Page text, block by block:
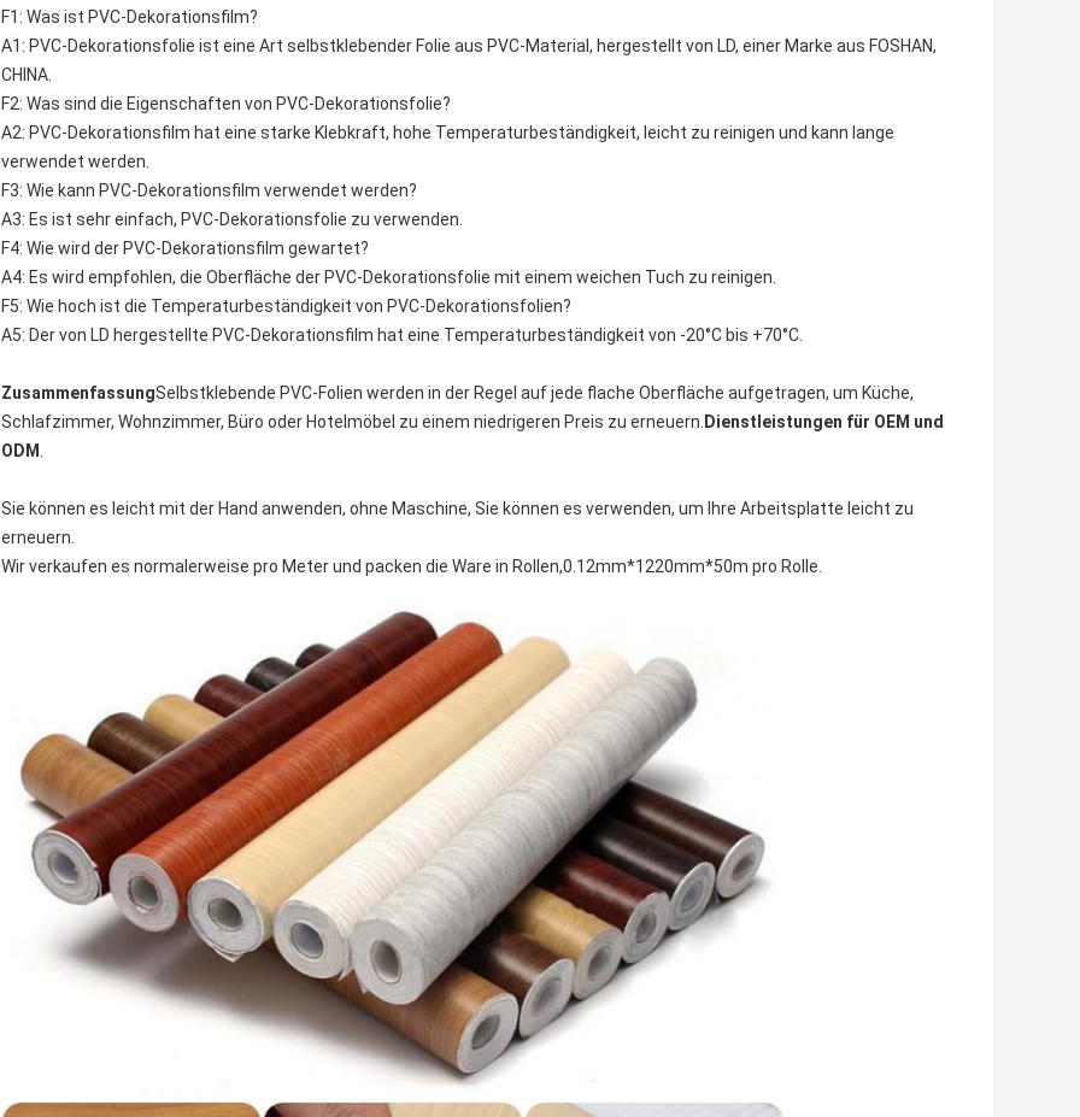
F1: Was ist PVC-Dekorationsfilm?
A1: PVC-Dekorationsfolie ist eine Art selbstklebender Folie aus PVC-Material, hergestellt von LD, einer Marke aus FOSHAN,
CHINA.
F2: Was sind die Eigenschaften von PVC-Dekorationsfolie?
A2: PVC-Dekorationsfilm hat eine starke Klebkraft, hohe Temperaturbeständigkeit, leicht zu reinigen und kann lange
verwendet werden.
F3: Wie kann PVC-Dekorationsfilm verwendet werden?
A3: Es ist sehr einfach, PVC-Dekorationsfolie zu verwenden.
F4: Wie wird der PVC-Dekorationsfilm gewartet?
A4: Es wird empfohlen, die Oberfläche der PVC-Dekorationsfolie mit einem weichen Tuch zu reinigen.
F5: Wie hoch ist die Temperaturbeständigkeit von PVC-Dekorationsfolien?
A5: Der von LD hergestellte PVC-Dekorationsfilm hat eine Temperaturbeständigkeit von -20°C bis +70°C.
ZusammenfassungSelbstklebende PVC-Folien werden in der Regel auf jede flache Oberfläche aufgetragen, um Küche,
Schlafzimmer, Wohnzimmer, Büro oder Hotelmöbel zu einem niedrigeren Preis zu erneuern. Dienstleistungen für OEM und
ODM .
Sie können es leicht mit der Hand anwenden, ohne Maschine, Sie können es verwenden, um Ihre Arbeitsplatte leicht zu
erneuern.
Wir verkaufen es normalerweise pro Meter und packen die Ware in Rollen,0.12mm*1220mm*50m pro Rolle.